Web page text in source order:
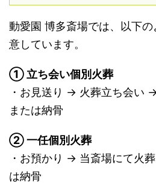
動愛園 博多斎場では、以下
意しています。
① 立ち会い個別火葬
・お見送り → 火葬立ち会い
または納骨
② 一任個別火葬
・お預かり → 当斎場にて火
は納骨